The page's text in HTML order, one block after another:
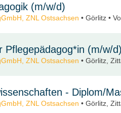
(m/w/d)
ZNL Ostsachsen • Görlitz •
Pflegepädagog*in (m/w/d)
ZNL Ostsachsen • Görlitz,
- Diplom/
ZNL Ostsachsen • Görlitz,